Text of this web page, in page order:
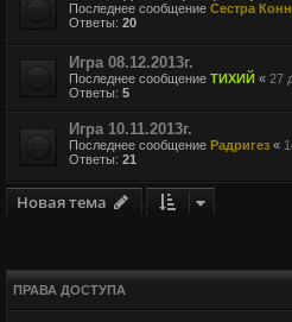
Последнее сообщение Сестра
Ответы: 20
Игра 08.12.2013г.
Последнее сообщение ТИХИЙ « 27
Ответы: 5
Игра 10.11.2013г.
Последнее сообщение Радригез «
Ответы: 21
Новая тема
ПРАВА ДОСТУПА